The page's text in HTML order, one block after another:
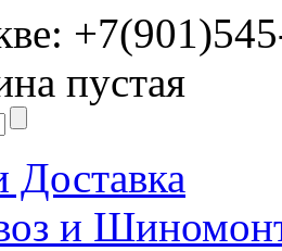
пустая
Доставка
и